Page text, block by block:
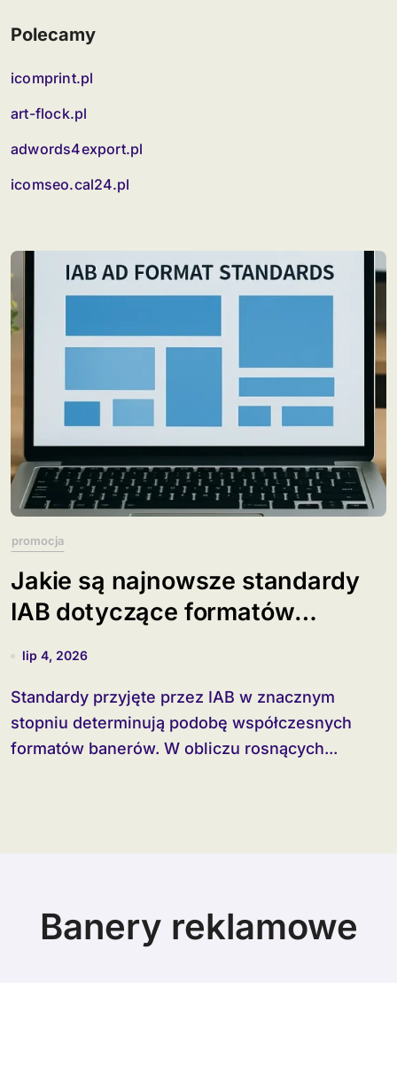
Polecamy
icomprint.pl
art-flock.pl
adwords4export.pl
icomseo.cal24.pl
promocja
Jakie są najnowsze standardy
IAB dotyczące formatów
banerów?
lip 4, 2026
Standardy przyjęte przez IAB w znacznym
stopniu determinują podobę współczesnych
formatów banerów. W obliczu rosnących...
Banery reklamowe